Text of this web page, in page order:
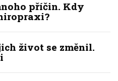
příčin. Kdy
život se změnil.